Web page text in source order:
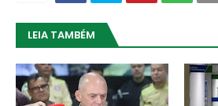
LEIA TAMBÉM